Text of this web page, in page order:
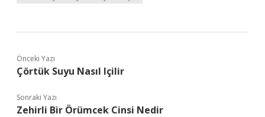
Önceki Yazı
Çörtük Suyu Nasıl Içilir
Sonraki Yazı
Zehirli Bir Örümcek Cinsi Nedir